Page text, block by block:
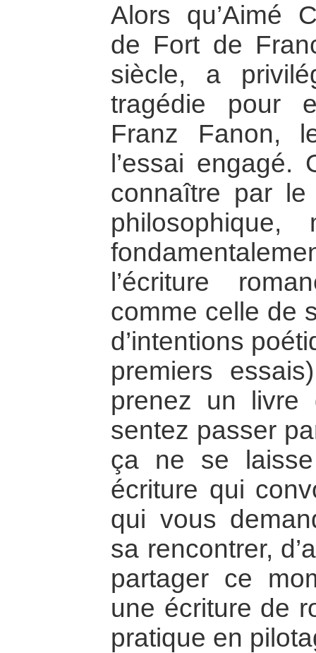
Alors qu’Aimé
de Fort de
siècle, a
tragédie pour
Franz Fanon,
l’essai engagé.
connaître par le
philosophique,
l’écriture
comme celle de
d’intentions
premiers
prenez un livre
sentez passer
ça ne se
écriture qui
qui vous
sa rencontrer,
partager ce
une écriture de
pratique en